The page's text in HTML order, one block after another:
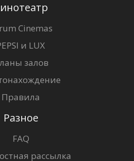
Cinemas
и LUX
залов
Правила
Разное
FAQ
рассылка